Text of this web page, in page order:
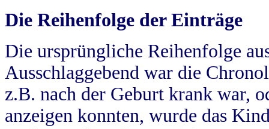
Die Reihenfolge der Einträge
Die ursprüngliche Reihenfolge
Ausschlaggebend war die
z.B. nach der Geburt krank war,
anzeigen konnten, wurde das